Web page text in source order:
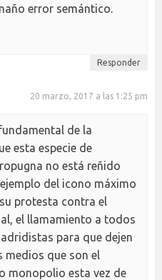
error semántico.
Responder
20 marzo, 2017 a las 1:25 pm
de la
esta especie de
no está reñido
del icono máximo
protesta contra el
el llamamiento a todos
para que dejen
medios que son el
monopolio esta vez de